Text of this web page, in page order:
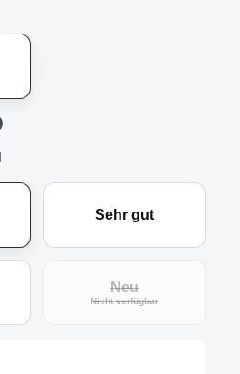
Sehr gut
Neu
Nicht verfügbar(Diese Option ist